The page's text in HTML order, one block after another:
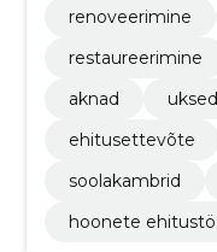
renoveerimine
restaureerimine
aknad
uksed
ehitusettevõte
soolakambrid
hoonete